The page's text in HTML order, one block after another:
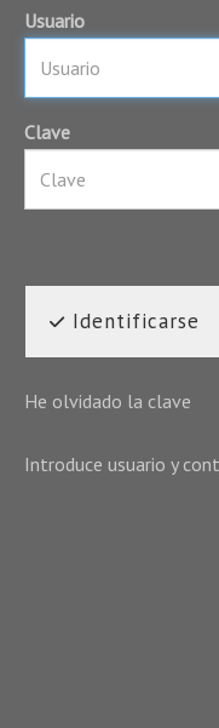
Usuario
Clave
Identificarse
He olvidado la clave
Introduce usuario y